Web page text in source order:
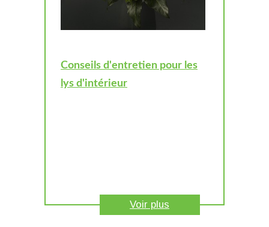
Conseils d'entretien pour les
lys d'intérieur
Voir plus